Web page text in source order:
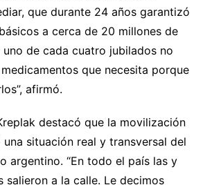
que durante 24 años garantizó
a cerca de 20 millones de
uno de cada cuatro jubilados no
que necesita porque
afirmó.
destacó que la movilización
situación real y transversal del
argentino. “En todo el país las y
salieron a la calle. Le decimos